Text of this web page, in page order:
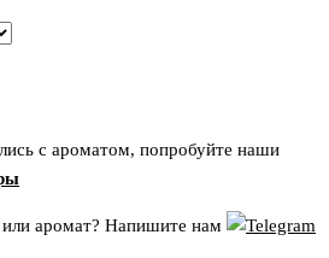
с ароматом, попробуйте наши
аромат? Напишите нам